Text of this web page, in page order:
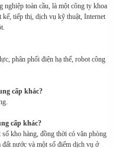
nghiệp toàn cầu, là một công ty khoa
kế, tiếp thị, dịch vụ kỹ thuật, Internet
phân phối điện hạ thế, robot công
cấp khác?
cấp khác?
kho hàng, đồng thời có văn phòng
nước và một số điểm dịch vụ ở